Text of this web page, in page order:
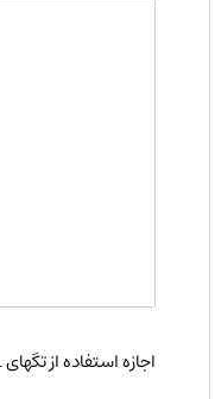
اجازه استفاده از تگهای HTML را ندارید